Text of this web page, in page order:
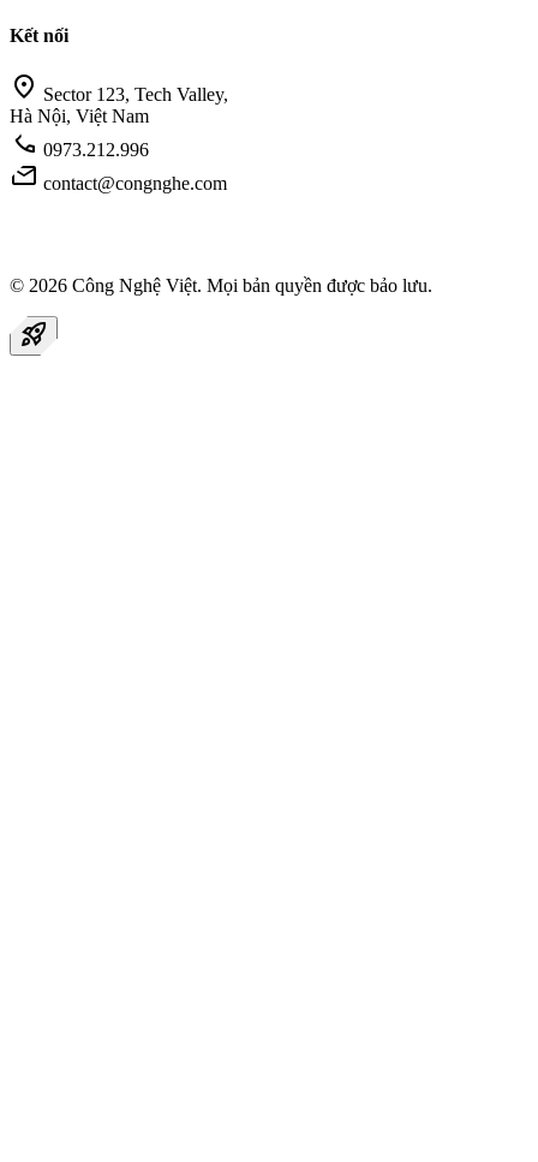
Kết nối
location_on Sector 123, Tech Valley,
Hà Nội, Việt Nam
call 0973.212.996
mail contact@congnghe.com
© 2026 Công Nghệ Việt. Mọi bản quyền được bảo lưu.
rocket_launch